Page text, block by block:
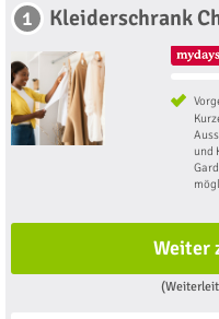
1 Kleiderschrank
und
Weiter